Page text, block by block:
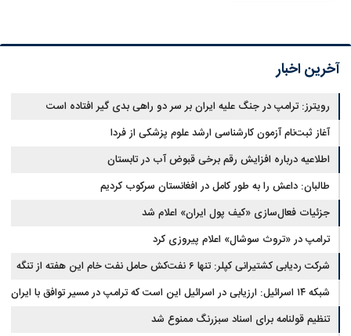
آخرین اخبار
رویترز: ترامپ در جنگ علیه ایران بر سر دو راهی بدی گیر افتاده است
آغاز ثبت‌نام‌ آزمون کارشناسی ارشد علوم پزشکی از فردا
اطلاعیه درباره افزایش رقم برخی قبوض آب در تابستان
طالبان: داعش را به طور کامل در افغانستان سرکوب کردیم
جزئیات فعال‌سازی «کیف پول ایران» اعلام شد
ترامپ در «تروث سوشال» اعلام پیروزی کرد
شرکت ردیابی کشتیرانی کپلر: تنها ۶ نفت‌کش حامل نفت خام این هفته از تنگه
هرمز خارج شدندشبکه ۱۴ اسرائیل: ارزیابی در اسرائیل این است که ترامپ در مسیر توافق با ایران
قرار دارد
تنظیم قولنامه برای اسناد سبزرنگ ممنوع شد